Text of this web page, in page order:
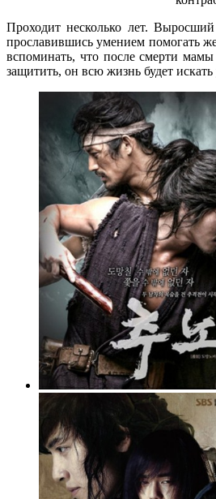
Проходит несколько лет.
прославившись умением помогать
вспоминать, что после смерти
защитить, он всю жизнь будет